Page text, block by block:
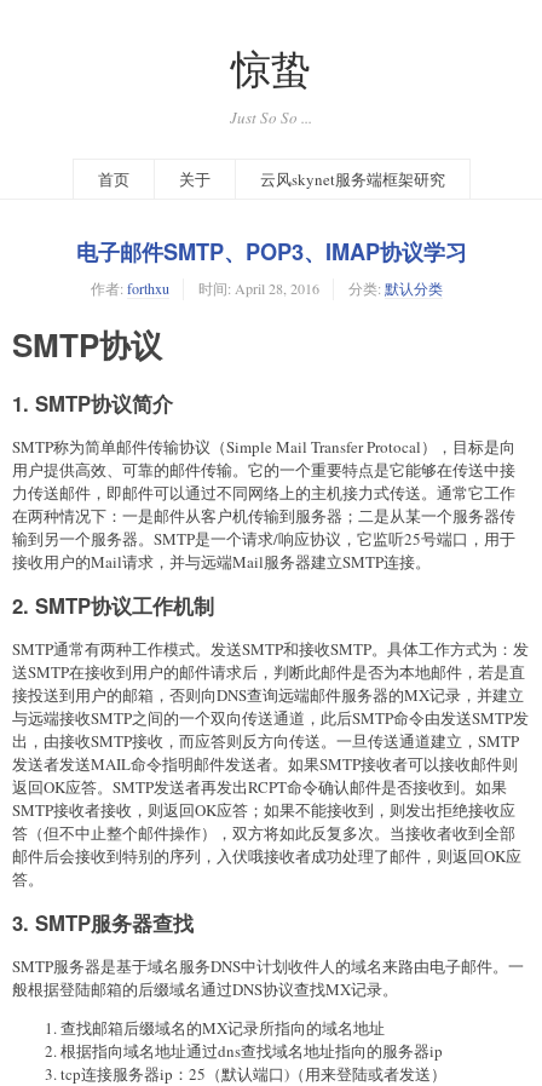
惊蛰
Just So So ...
首页 关于 云风skynet服务端框架研究
电子邮件SMTP、POP3、IMAP协议学习
作者: forthxu 时间: April 28, 2016 分类: 默认分类
SMTP协议
1. SMTP协议简介
SMTP称为简单邮件传输协议（Simple Mail Transfer Protocal），目标是向
用户提供高效、可靠的邮件传输。它的一个重要特点是它能够在传送中接
力传送邮件，即邮件可以通过不同网络上的主机接力式传送。通常它工作
在两种情况下：一是邮件从客户机传输到服务器；二是从某一个服务器传
输到另一个服务器。SMTP是一个请求/响应协议，它监听25号端口，用于
接收用户的Mail请求，并与远端Mail服务器建立SMTP连接。
2. SMTP协议工作机制
SMTP通常有两种工作模式。发送SMTP和接收SMTP。具体工作方式为：发
送SMTP在接收到用户的邮件请求后，判断此邮件是否为本地邮件，若是直
接投送到用户的邮箱，否则向DNS查询远端邮件服务器的MX记录，并建立
与远端接收SMTP之间的一个双向传送通道，此后SMTP命令由发送SMTP发
出，由接收SMTP接收，而应答则反方向传送。一旦传送通道建立，SMTP
发送者发送MAIL命令指明邮件发送者。如果SMTP接收者可以接收邮件则
返回OK应答。SMTP发送者再发出RCPT命令确认邮件是否接收到。如果
SMTP接收者接收，则返回OK应答；如果不能接收到，则发出拒绝接收应
答（但不中止整个邮件操作），双方将如此反复多次。当接收者收到全部
邮件后会接收到特别的序列，入伏哦接收者成功处理了邮件，则返回OK应
答。
3. SMTP服务器查找
SMTP服务器是基于域名服务DNS中计划收件人的域名来路由电子邮件。一
般根据登陆邮箱的后缀域名通过DNS协议查找MX记录。
查找邮箱后缀域名的MX记录所指向的域名地址
根据指向域名地址通过dns查找域名地址指向的服务器ip
tcp连接服务器ip：25（默认端口)（用来登陆或者发送）